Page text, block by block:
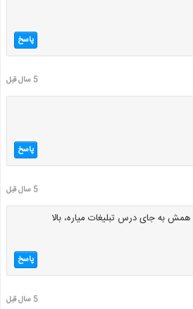
پاسخ
5 سال قبل
پاسخ
5 سال قبل
به جای درس تبلیغات میاره، بالا
پاسخ
5 سال قبل